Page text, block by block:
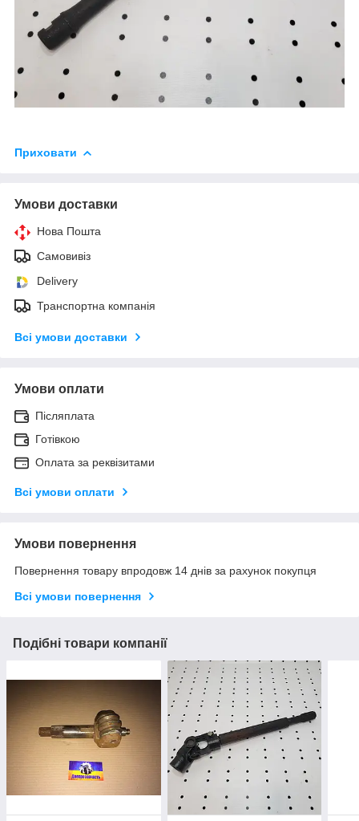
Приховати
Умови доставки
Нова Пошта
Самовивіз
Delivery
Транспортна компанія
Всі умови доставки
Умови оплати
Післяплата
Готівкою
Оплата за реквізитами
Всі умови оплати
Умови повернення
Повернення товару впродовж 14 днів за рахунок покупця
Всі умови повернення
Подібні товари компанії